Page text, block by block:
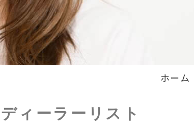
ホーム
ディーラーリスト